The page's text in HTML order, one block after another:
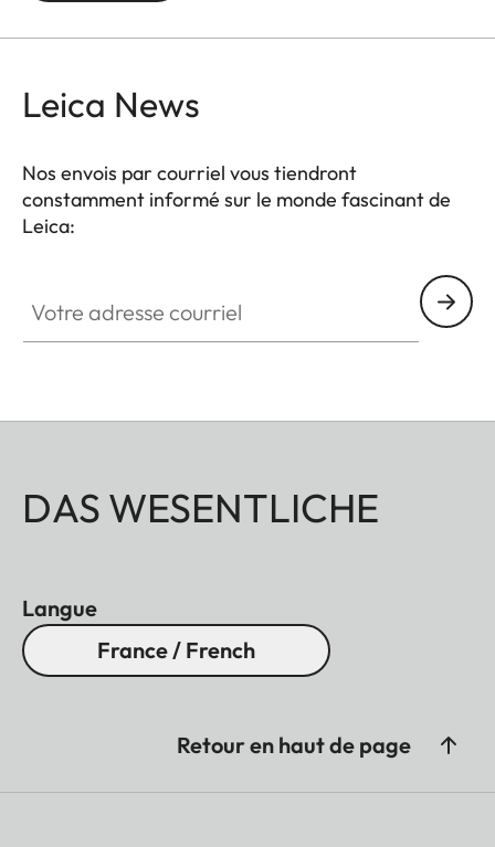
Leica News
Nos envois par courriel vous tiendront
constamment informé sur le monde fascinant de
Leica:
DAS WESENTLICHE
Langue
France / French
Retour en haut de page